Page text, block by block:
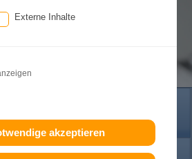
Externe Inhalte
akzeptieren